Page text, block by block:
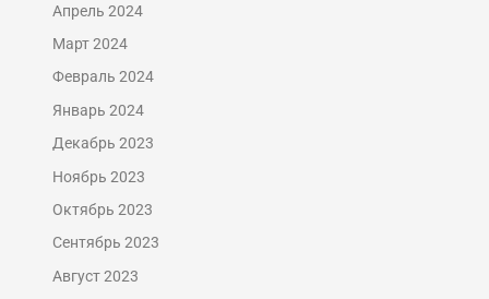
Апрель 2024
Март 2024
Февраль 2024
Январь 2024
Декабрь 2023
Ноябрь 2023
Октябрь 2023
Сентябрь 2023
Август 2023